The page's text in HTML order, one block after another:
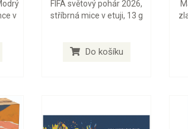
v
FIFA světový pohár 2026,
stříbrná mice v etuji, 13 g
Do košíku